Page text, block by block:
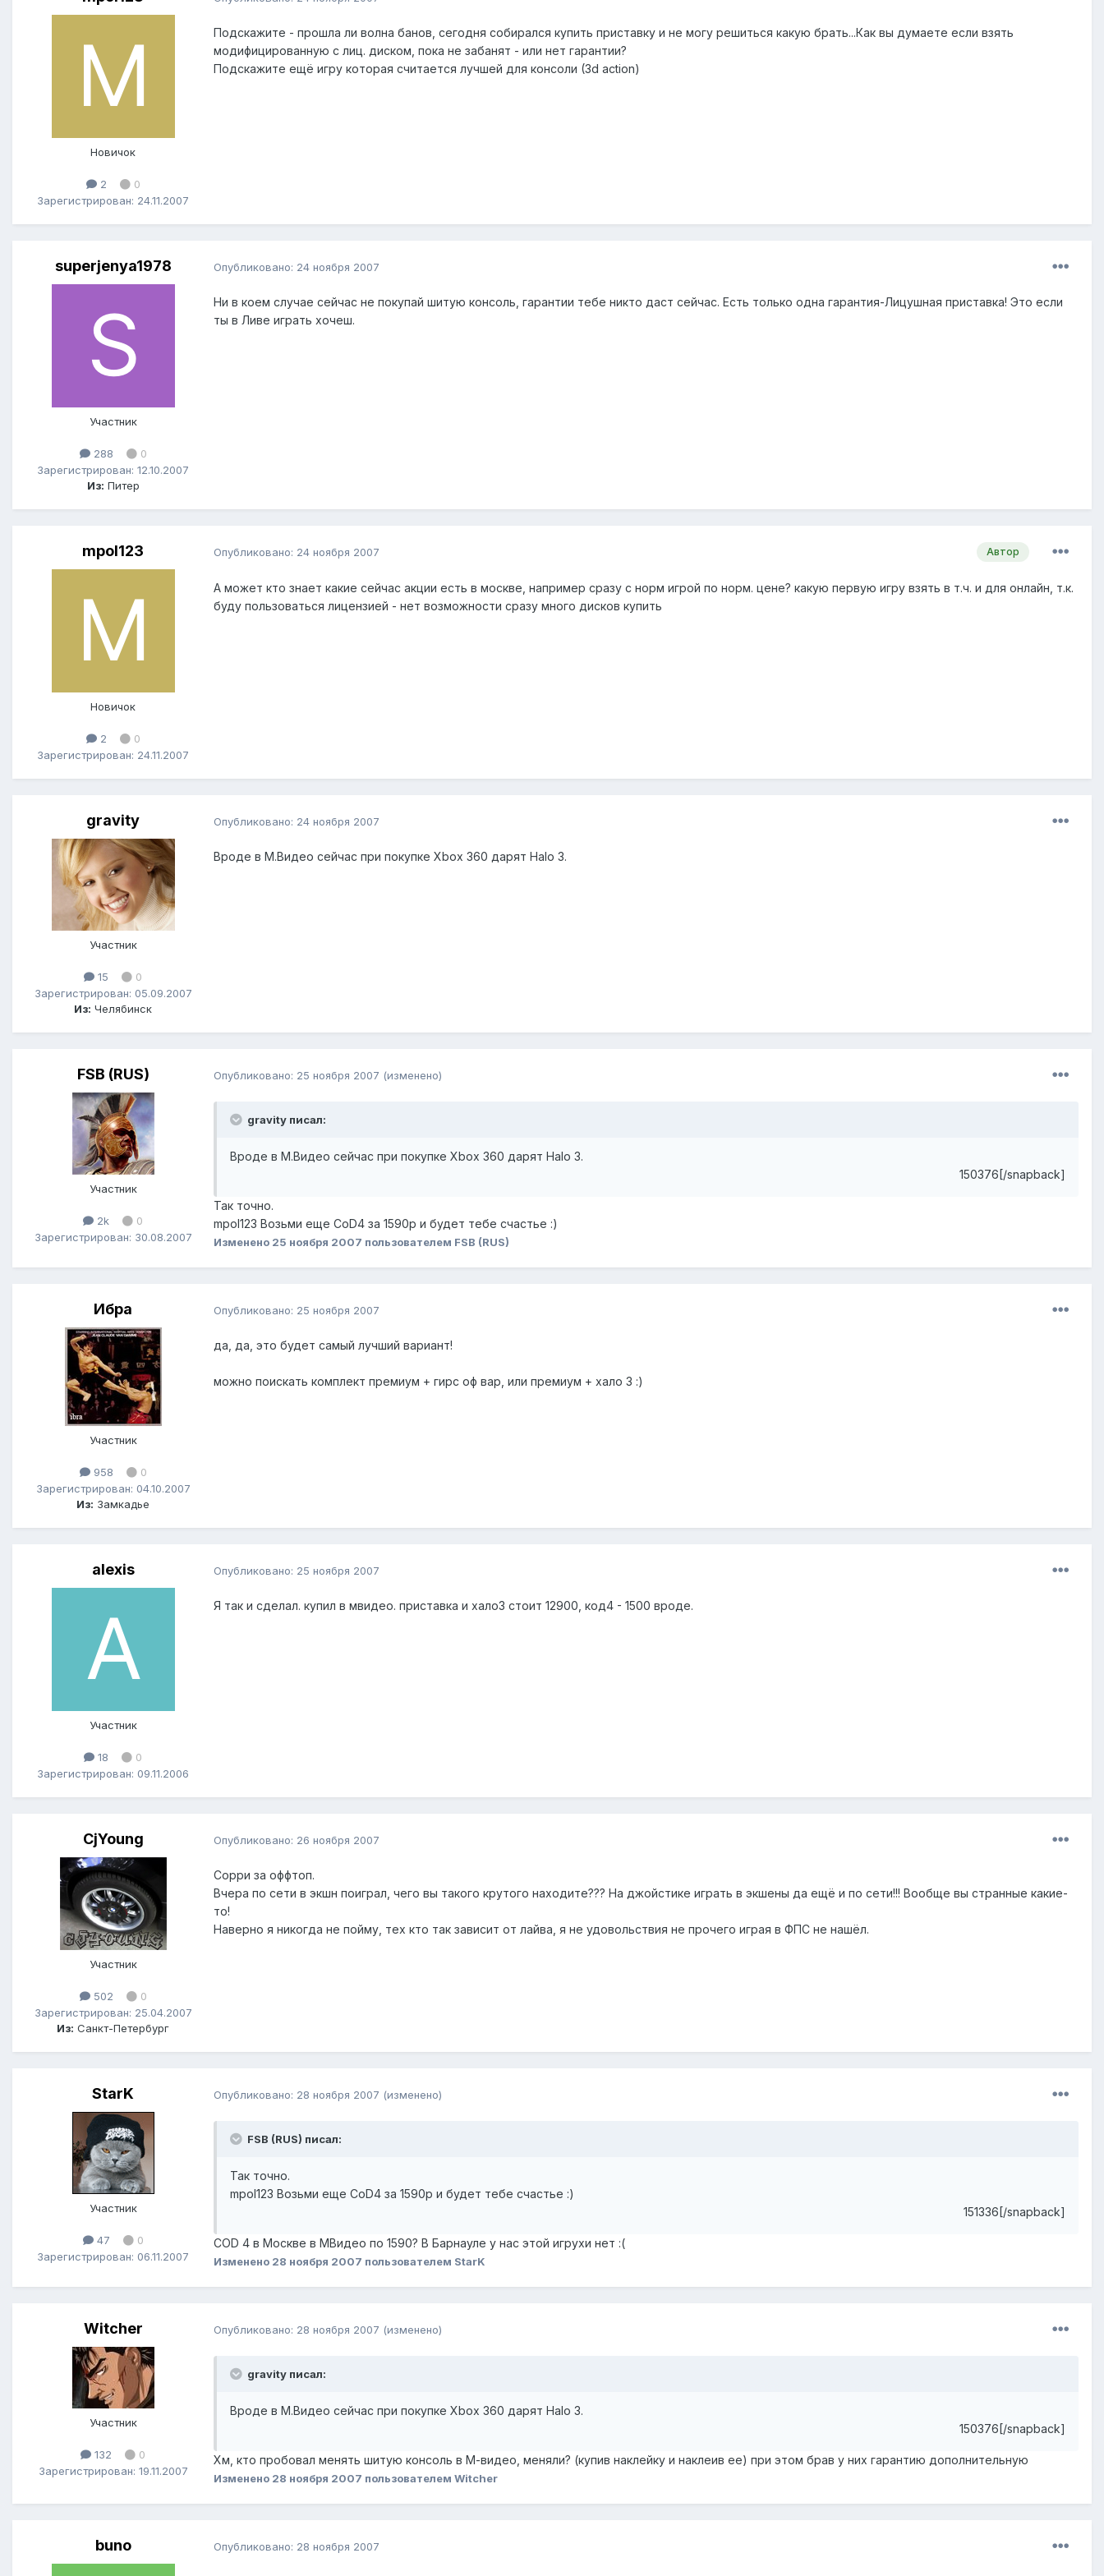
Новичок
2
0
Зарегистрирован: 24.11.2007
Подскажите - прошла ли волна банов, сегодня собирался купить приставку и не могу решиться какую брать...Как вы думаете если взять
модифицированную с лиц. диском, пока не забанят - или нет гарантии?
Подскажите ещё игру которая считается лучшей для консоли (3d action)
superjenya1978
Участник
288
0
Зарегистрирован: 12.10.2007
Из: Питер
Опубликовано: 24 ноября 2007
Ни в коем случае сейчас не покупай шитую консоль, гарантии тебе никто даст сейчас. Есть только одна гарантия-Лицушная приставка! Это если
ты в Ливе играть хочеш.
mpol123
Новичок
2
0
Зарегистрирован: 24.11.2007
Автор
Опубликовано: 24 ноября 2007
А может кто знает какие сейчас акции есть в москве, например сразу с норм игрой по норм. цене? какую первую игру взять в т.ч. и для онлайн, т.к.
буду пользоваться лицензией - нет возможности сразу много дисков купить
gravity
Участник
15
0
Зарегистрирован: 05.09.2007
Из: Челябинск
Опубликовано: 24 ноября 2007
Вроде в М.Видео сейчас при покупке Xbox 360 дарят Halo 3.
FSB (RUS)
Участник
2k
0
Зарегистрирован: 30.08.2007
Опубликовано: 25 ноября 2007 (изменено)
gravity писал:
Вроде в М.Видео сейчас при покупке Xbox 360 дарят Halo 3.
150376[/snapback]
Так точно.
mpol123 Возьми еще CoD4 за 1590р и будет тебе счастье :)
Изменено 25 ноября 2007 пользователем FSB (RUS)
Ибра
Участник
958
0
Зарегистрирован: 04.10.2007
Из: Замкадье
Опубликовано: 25 ноября 2007
да, да, это будет самый лучший вариант!
можно поискать комплект премиум + гирс оф вар, или премиум + хало 3 :)
alexis
Участник
18
0
Зарегистрирован: 09.11.2006
Опубликовано: 25 ноября 2007
Я так и сделал. купил в мвидео. приставка и хало3 стоит 12900, код4 - 1500 вроде.
CjYoung
Участник
502
0
Зарегистрирован: 25.04.2007
Из: Санкт-Петербург
Опубликовано: 26 ноября 2007
Сорри за оффтоп.
Вчера по сети в экшн поиграл, чего вы такого крутого находите??? На джойстике играть в экшены да ещё и по сети!!! Вообще вы странные какие-
то!
Наверно я никогда не пойму, тех кто так зависит от лайва, я не удовольствия не прочего играя в ФПС не нашёл.
StarK
Участник
47
0
Зарегистрирован: 06.11.2007
Опубликовано: 28 ноября 2007 (изменено)
FSB (RUS) писал:
Так точно.
mpol123 Возьми еще CoD4 за 1590р и будет тебе счастье :)
151336[/snapback]
COD 4 в Москве в МВидео по 1590? В Барнауле у нас этой игрухи нет :(
Изменено 28 ноября 2007 пользователем StarK
Witcher
Участник
132
0
Зарегистрирован: 19.11.2007
Опубликовано: 28 ноября 2007 (изменено)
gravity писал:
Вроде в М.Видео сейчас при покупке Xbox 360 дарят Halo 3.
150376[/snapback]
Хм, кто пробовал менять шитую консоль в М-видео, меняли? (купив наклейку и наклеив ее) при этом брав у них гарантию дополнительную
Изменено 28 ноября 2007 пользователем Witcher
buno Опубликовано: 28 ноября 2007